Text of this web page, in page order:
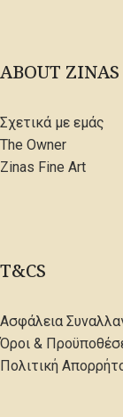
ABOUT ZINAS
Σχετικά με εμάς
The Owner
Zinas Fine Art
T&CS
Ασφάλεια
Όροι &
Πολιτική